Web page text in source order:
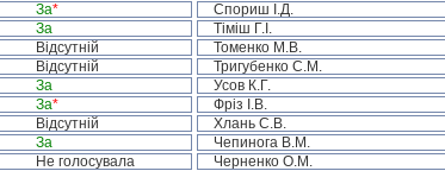
За* Спориш І.Д.
За Тіміш Г.І.
Відсутній Томенко М.В.
Відсутній Тригубенко С.М.
За Усов К.Г.
За* Фріз І.В.
Відсутній Хлань С.В.
За Чепинога В.М.
Не голосувала Черненко О.М.